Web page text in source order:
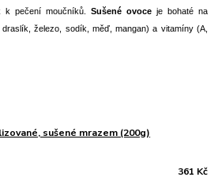
k pečení moučníků. Sušené ovoceje bohaté na
železo, sodík, měď, mangan) a vitamíny (A,
sušené mrazem (200g)
361 Kč